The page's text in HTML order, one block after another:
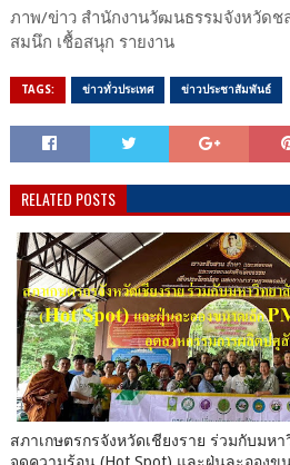
ภาพ/ข่าว สำนักงานวัฒนธรรมจังหวัดช
สมนึก เชื้อสนุก รายงาน
TAGS: ข่าวทั่วประเทศ ข่าวประชาสัมพันธ์
RELATED POSTS
สภาเกษตรกรจังหวัดเชียงราย ร่วมกับมห